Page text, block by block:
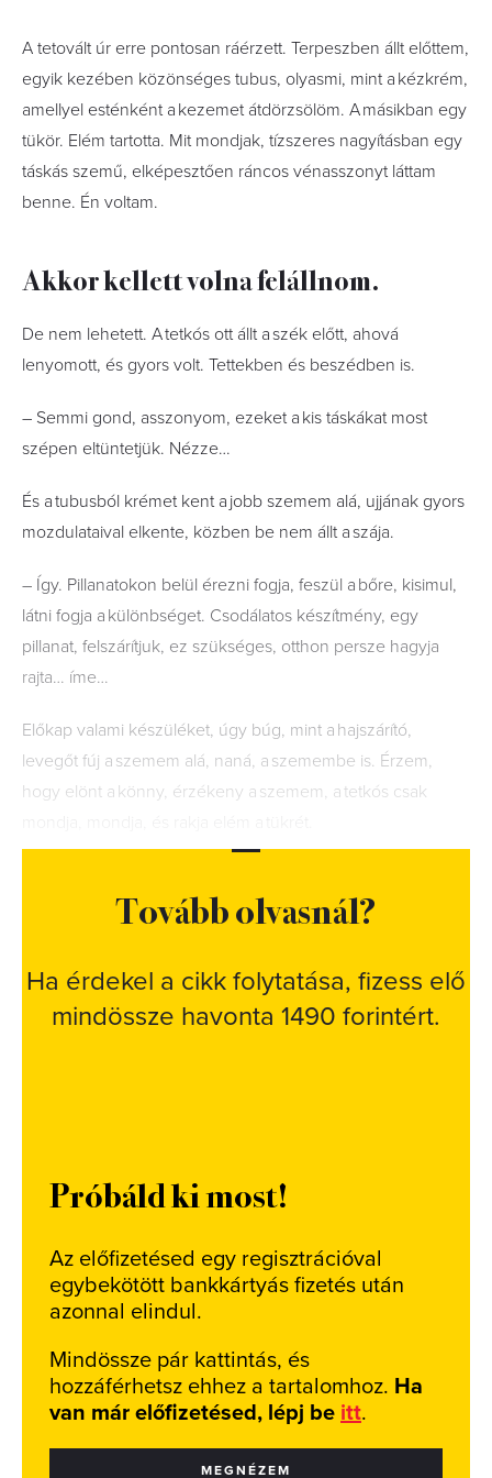
A tetovált úr erre pontosan ráérzett. Terpeszben állt előttem,
egyik kezében közönséges tubus, olyasmi, mint a kézkrém,
amellyel esténként a kezemet átdörzsölöm. A másikban egy
tükör. Elém tartotta. Mit mondjak, tízszeres nagyításban egy
táskás szemű, elképesztően ráncos vénasszonyt láttam
benne. Én voltam.
Akkor kellett volna felállnom.
De nem lehetett. A tetkós ott állt a szék előtt, ahová
lenyomott, és gyors volt. Tettekben és beszédben is.
– Semmi gond, asszonyom, ezeket a kis táskákat most
szépen eltüntetjük. Nézze…
És a tubusból krémet kent a jobb szemem alá, ujjának gyors
mozdulataival elkente, közben be nem állt a szája.
– Így. Pillanatokon belül érezni fogja, feszül a bőre, kisimul,
látni fogja a különbséget. Csodálatos készítmény, egy
pillanat, felszárítjuk, ez szükséges, otthon persze hagyja
rajta… íme…
Előkap valami készüléket, úgy búg, mint a hajszárító,
levegőt fúj a szemem alá, naná, a szemembe is. Érzem,
hogy elönt a könny, érzékeny a szemem, a tetkós csak
Tovább olvasnál?
Ha érdekel a cikk folytatása, fizess elő
mindössze havonta 1490 forintért.
Próbáld ki most!
Az előfizetésed egy regisztrációval
egybekötött bankkártyás fizetés után
azonnal elindul.
Mindössze pár kattintás, és
hozzáférhetsz ehhez a tartalomhoz. Ha
van már előfizetésed, lépj be itt.
MEGNÉZEM